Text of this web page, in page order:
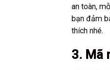
an toàn,
bạn đảm
thích nhé.
3. Mã